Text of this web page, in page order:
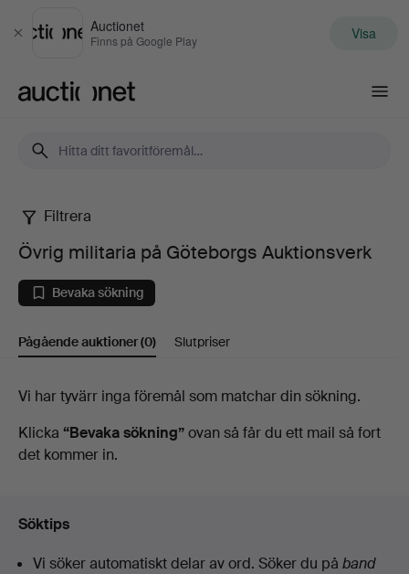
Stäng
Auctionet
Finns på Google Play Visa
Övrig
militaria
på
Göteborgs
Auktionsverk
Filtrera
Övrig militaria på Göteborgs Auktionsverk
Bevaka sökning
Pågående auktioner(0) Slutpriser
Pågående
auktioner
Vi har tyvärr inga föremål som matchar din sökning.
Klicka “Bevaka sökning”ovan så får du ett mail så fort
det kommer in.
Söktips
Vi söker automatiskt delar av ord. Söker du på band